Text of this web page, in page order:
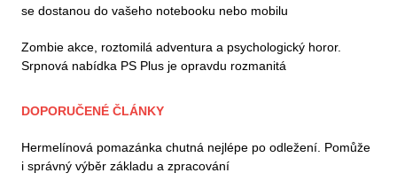
se dostanou do vašeho notebooku nebo mobilu
Zombie akce, roztomilá adventura a psychologický horor.
Srpnová nabídka PS Plus je opravdu rozmanitá
DOPORUČENÉ ČLÁNKY
Hermelínová pomazánka chutná nejlépe po odležení. Pomůže
i správný výběr základu a zpracování